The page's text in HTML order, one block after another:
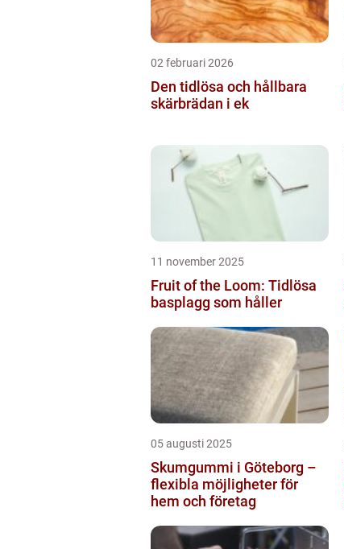
02 februari 2026
Den tidlösa och hållbara
skärbrädan i ek
11 november 2025
Fruit of the Loom: Tidlösa
basplagg som håller
05 augusti 2025
Skumgummi i Göteborg –
flexibla möjligheter för
hem och företag